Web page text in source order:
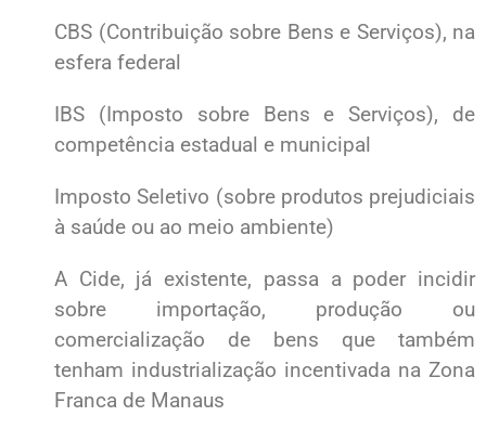
CBS (Contribuição sobre Bens e Serviços), na
esfera federal
IBS (Imposto sobre Bens e Serviços), de
competência estadual e municipal
Imposto Seletivo (sobre produtos prejudiciais
à saúde ou ao meio ambiente)
A Cide, já existente, passa a poder incidir
sobre importação, produção ou
comercialização de bens que também
tenham industrialização incentivada na Zona
Franca de Manaus